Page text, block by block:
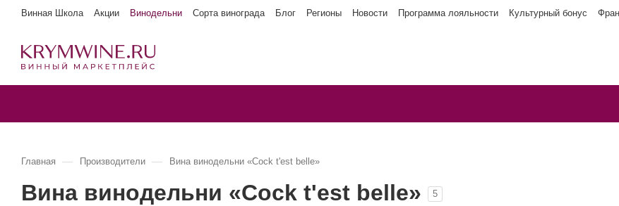
Винная Школа Акции Винодельни Сорта винограда Блог Регионы Новости Программа лояльности Культурный бонус
Главная — Производители — Вина винодельни «Cock t'est belle»
Вина винодельни «Cock t'est belle» 5